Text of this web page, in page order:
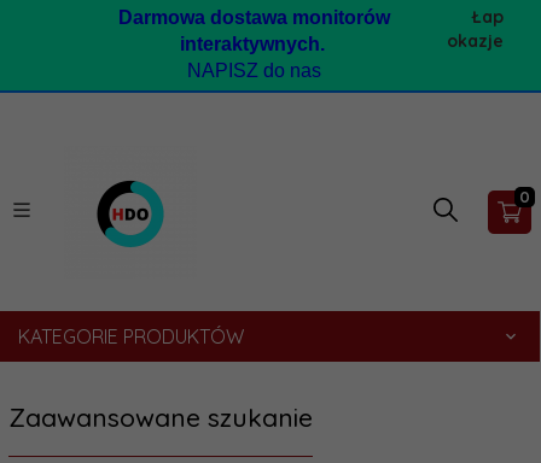
Darmowa dostawa monitorów
interaktywnych.
NAPISZ do nas
Łap
okazje
0
KATEGORIE PRODUKTÓW
Zaawansowane szukanie